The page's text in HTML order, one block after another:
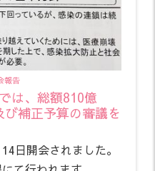
報告
は、総額810億
補正予算の審議を
日開会されました。